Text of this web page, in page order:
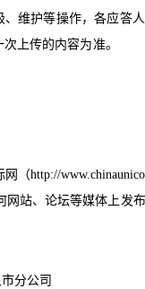
维护等操作，各应答
上传的内容为准。
网（http://
网站、论坛等媒体上发
分公司